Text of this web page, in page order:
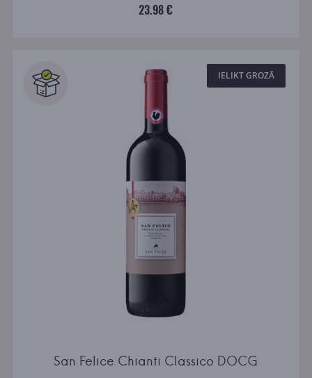
23.98 €
IELIKT GROZĀ
San Felice Chianti Classico DOCG